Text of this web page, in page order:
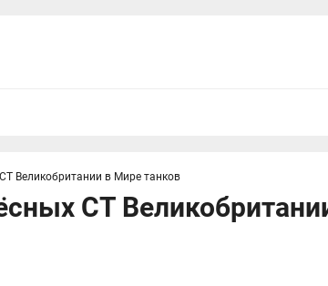
Великобритании в Мире танков
СТ